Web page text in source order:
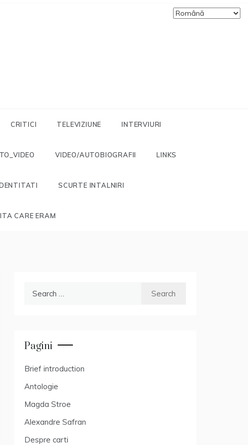
CRITICI TELEVIZIUNE INTERVIURI
VIDEO/AUTOBIOGRAFII LINKS
SCURTE INTALNIRI
CARE ERAM
Pagini
Brief introduction
Antologie
Magda Stroe
Alexandre Safran
Despre carti